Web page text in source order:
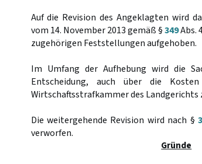
Auf die Revision des Angeklagten wird
vom 14. November 2013 gemäß §349Abs.
zugehörigen Feststellungen aufgehoben.
Im Umfang der Aufhebung wird die
Entscheidung, auch über die
Wirtschaftsstrafkammer des Landgerichts
Die weitergehende Revision wird nach §
verworfen.
Gründe